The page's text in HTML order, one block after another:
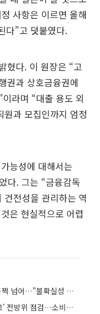
사항은 이르면 올해
다”고 덧붙였다.
혔다. 이 원장은 “고
권과 상호금융권에
라며 “대출 용도 외
과 모집인까지 엄정
능성에 대해서는
다. 그는 “금융감독
전성을 관리하는 역
은 현실적으로 어렵
국내 기관투자자 사모대출 17조 훌쩍 넘어…"불확실성 높아"
금감원, ‘빚투·불완전판매·전산사고’ 전방위 점검…소비자 리스크 선제 대응